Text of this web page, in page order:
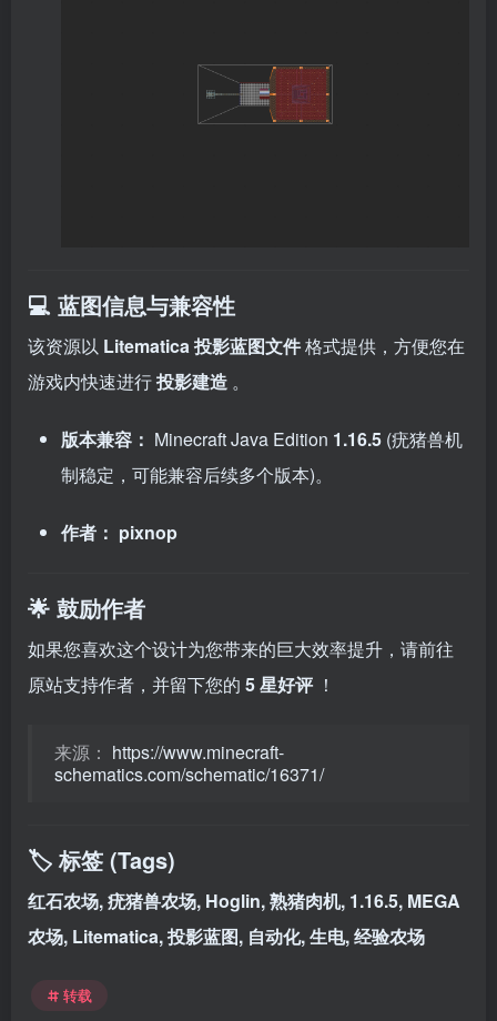
💻 蓝图信息与兼容性
该资源以 Litematica 投影蓝图文件格式提供，方便您在
游戏内快速进行投影建造 。
版本兼容： Minecraft Java Edition 1.16.5 (疣猪兽机
制稳定，可能兼容后续多个版本)。
作者： pixnop
🌟 鼓励作者
如果您喜欢这个设计为您带来的巨大效率提升，请前往
原站支持作者，并留下您的 5 星好评 ！
来源： https://www.minecraft-
schematics.com/schematic/16371/
🏷️ 标签 (Tags)
红石农场, 疣猪兽农场, Hoglin, 熟猪肉机, 1.16.5, MEGA
农场, Litematica, 投影蓝图, 自动化, 生电, 经验农场
转载